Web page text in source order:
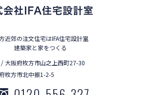
近郊の注文住宅はIFA住宅設計室
建築家と家をつくる
大阪府枚方市山之上西町27-30
枚方市北中振1-2-5